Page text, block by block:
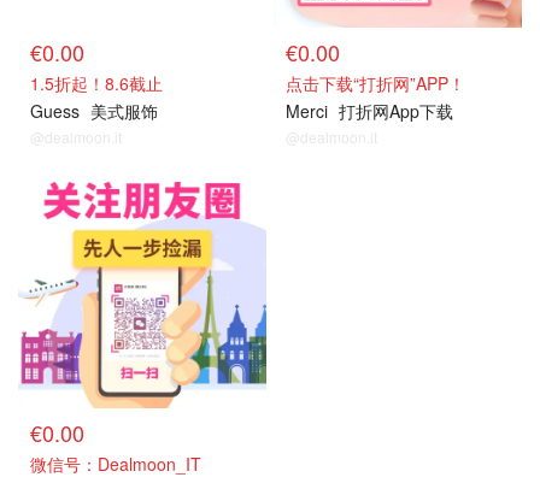
€0.00
1.5折起！8.6截止
Guess 美式服饰
@dealmoon.it
€0.00
点击下载“打折网”APP！
Merci 打折网App下载
@dealmoon.it
关注我们
€0.00
微信号：Dealmoon_IT